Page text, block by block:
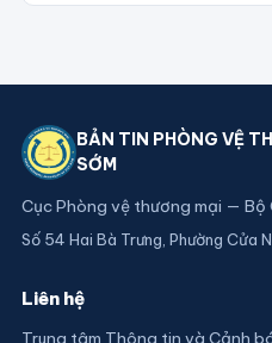
BẢN TIN PHÒNG VỆ
SỚM
Cục Phòng vệ thương mại — Bộ
Số 54 Hai Bà Trưng, Phường Cửa
Liên hệ
Trung tâm Thông tin và Cảnh